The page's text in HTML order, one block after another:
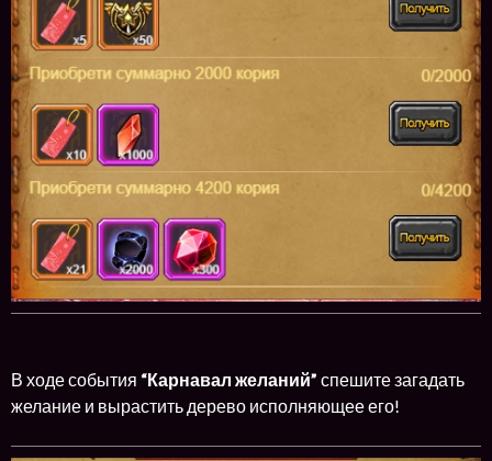
В ходе события “Карнавал желаний” спешите загадать
желание и вырастить дерево исполняющее его!